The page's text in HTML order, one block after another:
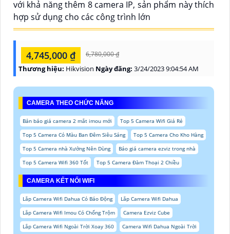
với khả năng thêm 8 camera IP, sản phẩm này thích
hợp sử dụng cho các công trình lớn
4,745,000 ₫ 6,780,000 ₫
Thương hiệu: Hikvision Ngày đăng: 3/24/2023 9:04:54 AM
CAMERA THEO CHỨC NĂNG
Bản báo giá camera 2 mắt imou mới
Top 5 Camera Wifi Giá Rẻ
Top 5 Camera Có Màu Ban Đêm Siêu Sáng
Top 5 Camera Cho Kho Hàng
Top 5 Camera nhà Xưởng Nên Dùng
Báo giá camera ezviz trong nhà
Top 5 Camera Wifi 360 Tốt
Top 5 Camera Đàm Thoại 2 Chiều
CAMERA KẾT NỐI WIFI
Lắp Camera Wifi Dahua Có Báo Động
Lắp Camera Wifi Dahua
Lắp Camera Wifi Imou Có Chống Trộm
Camera Ezviz Cube
Lắp Camera Wifi Ngoài Trời Xoay 360
Camera Wifi Dahua Ngoài Trời